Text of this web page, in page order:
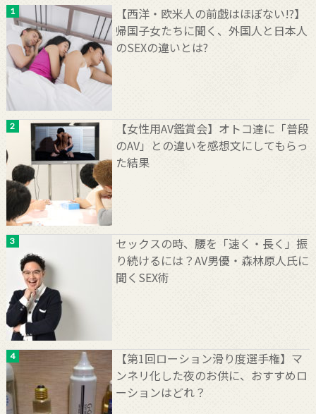
【西洋・欧米人の前戯はほぼない!?】
帰国子女たちに聞く、外国人と日本人
のSEXの違いとは?
【女性用AV鑑賞会】オトコ達に「普段
のAV」との違いを感想文にしてもらっ
た結果
セックスの時、腰を「速く・長く」振
り続けるには？AV男優・森林原人氏に
聞くSEX術
【第1回ローション滑り度選手権】マ
ンネリ化した夜のお供に、おすすめロ
ーションはどれ？